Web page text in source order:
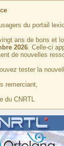
du portail
ans de bons et
2026. Celle-ci
de nouvelles
tester la
remerciant,
du CNRTL